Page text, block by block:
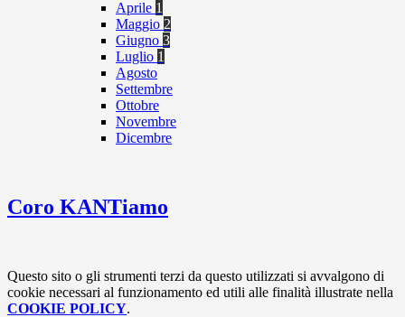
Aprile 1
Maggio 2
Giugno 3
Luglio 1
Agosto
Settembre
Ottobre
Novembre
Dicembre
Coro KANTiamo
Questo sito o gli strumenti terzi da questo utilizzati si avvalgono di
cookie necessari al funzionamento ed utili alle finalità illustrate nella
COOKIE POLICY.